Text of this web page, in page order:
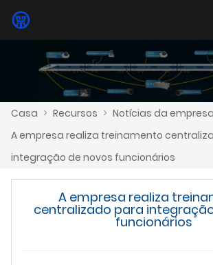
Casa > Recursos > Notícias da empresa
A empresa realiza treinamento
integração de novos funcionários
A empresa realiza
centralizado para
funcionários